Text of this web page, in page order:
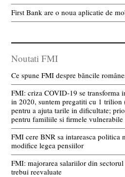
First Bank are o noua aplicatie de
Noutati FMI
Ce spune FMI despre băncile
FMI: criza COVID-19 se transforma
in 2020, suntem pregatiti cu 1
pentru a ajuta tarile in dificultate;
pentru familiile si firmele vulnerabile
FMI cere BNR sa intareasca politica
modifice legea pensiilor
FMI: majorarea salariilor din
trebui reevaluate